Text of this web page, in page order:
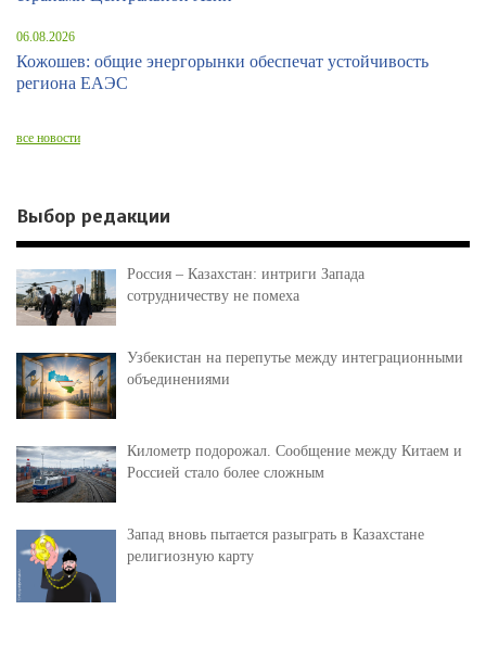
06.08.2026
Кожошев: общие энергорынки обеспечат устойчивость
региона ЕАЭС
все новости
Выбор редакции
Россия – Казахстан: интриги Запада
сотрудничеству не помеха
Узбекистан на перепутье между интеграционными
объединениями
Километр подорожал. Сообщение между Китаем и
Россией стало более сложным
Запад вновь пытается разыграть в Казахстане
религиозную карту